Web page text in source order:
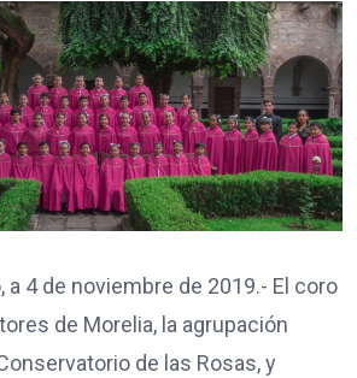
a 4 de noviembre de 2019.- El coro
de Morelia, la agrupación
de las Rosas, y